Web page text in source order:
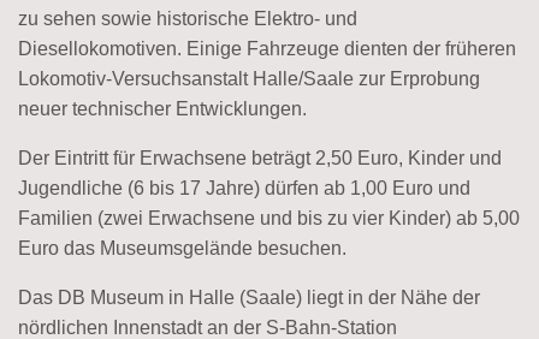
zu sehen sowie historische Elektro- und
Diesellokomotiven. Einige Fahrzeuge dienten der früheren
Lokomotiv-Versuchsanstalt Halle/Saale zur Erprobung
neuer technischer Entwicklungen.
Der Eintritt für Erwachsene beträgt 2,50 Euro, Kinder und
Jugendliche (6 bis 17 Jahre) dürfen ab 1,00 Euro und
Familien (zwei Erwachsene und bis zu vier Kinder) ab 5,00
Euro das Museumsgelände besuchen.
Das DB Museum in Halle (Saale) liegt in der Nähe der
nördlichen Innenstadt an der S-Bahn-Station